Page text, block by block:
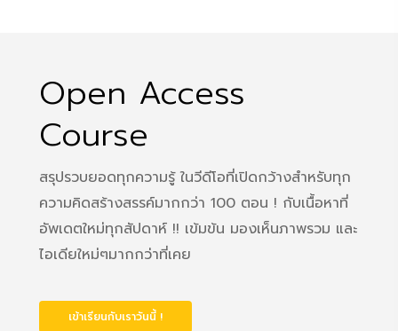
Open Access
Course
สรุปรวบยอดทุกความรู้ ในวีดีโอที่เปิดกว้างสำหรับทุก
ความคิดสร้างสรรค์มากกว่า 100 ตอน ! กับเนื้อหาที่
อัพเดตใหม่ทุกสัปดาห์ !! เข้มข้น มองเห็นภาพรวม และ
ไอเดียใหม่ๆมากกว่าที่เคย
เข้าเรียนกับเราวันนี้ !